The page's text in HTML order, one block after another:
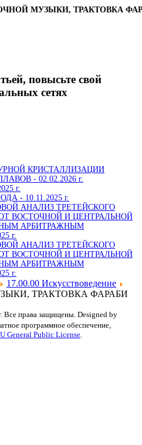
МУЗЫКИ, ТРАКТОВКА
повысьте свой
сетях
КРИСТАЛЛИЗАЦИИ
- 02.02.2026 г.
г.
- 10.11.2025 г.
АНАЛИЗ ТРЕТЕЙСКОГО
ВОСТОЧНОЙ И ЦЕНТРАЛЬНОЙ
АРБИТРАЖНЫМ
г.
АНАЛИЗ ТРЕТЕЙСКОГО
ВОСТОЧНОЙ И ЦЕНТРАЛЬНОЙ
АРБИТРАЖНЫМ
г.
17.00.00 Искусствоведение
ТРАКТОВКА ФАРАБИ
Все права защищены. Designed by
программное обеспечение,
General Public License